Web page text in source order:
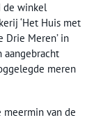
de winkel
‘Het Huis met
Drie Meren’ in
aangebracht
meren
van de